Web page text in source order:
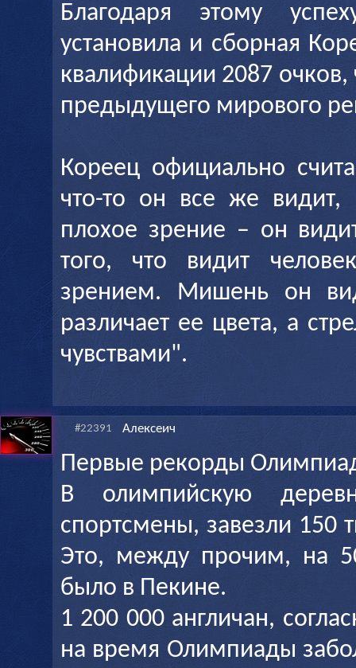
Благодаря этому
установила и сборная
квалификации 2087
предыдущего мирового
Кореец официально
что-то он все же видит,
плохое зрение – он
того, что видит
зрением. Мишень он
различает ее цвета, а
чувствами".
#22391 Алексеич
Первые рекорды
В олимпийскую
спортсмены, завезли 150
Это, между прочим, на
было в Пекине.
1 200 000 англичан,
на время Олимпиады